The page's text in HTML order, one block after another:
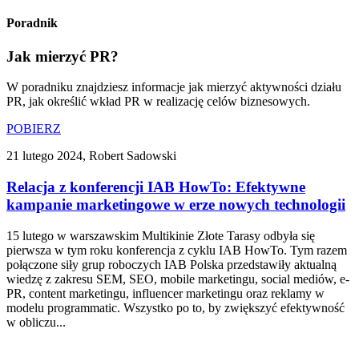
Poradnik
Jak mierzyć PR?
W poradniku znajdziesz informacje jak mierzyć aktywności działu
PR, jak określić wkład PR w realizację celów biznesowych.
POBIERZ
21 lutego 2024, Robert Sadowski
Relacja z konferencji IAB HowTo: Efektywne
kampanie marketingowe w erze nowych technologii
15 lutego w warszawskim Multikinie Złote Tarasy odbyła się
pierwsza w tym roku konferencja z cyklu IAB HowTo. Tym razem
połączone siły grup roboczych IAB Polska przedstawiły aktualną
wiedzę z zakresu SEM, SEO, mobile marketingu, social mediów, e-
PR, content marketingu, influencer marketingu oraz reklamy w
modelu programmatic. Wszystko po to, by zwiększyć efektywność
w obliczu...